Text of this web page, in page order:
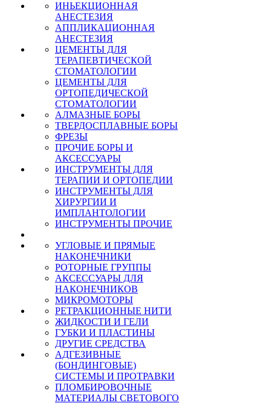
ИНЬЕКЦИОННАЯ
АНЕСТЕЗИЯ
АППЛИКАЦИОННАЯ
АНЕСТЕЗИЯ
ЦЕМЕНТЫ ДЛЯ
ТЕРАПЕВТИЧЕСКОЙ
СТОМАТОЛОГИИ
ЦЕМЕНТЫ ДЛЯ
ОРТОПЕДИЧЕСКОЙ
СТОМАТОЛОГИИ
АЛМАЗНЫЕ БОРЫ
ТВЕРДОСПЛАВНЫЕ БОРЫ
ФРЕЗЫ
ПРОЧИЕ БОРЫ И
АКСЕССУАРЫ
ИНСТРУМЕНТЫ ДЛЯ
ТЕРАПИИ И ОРТОПЕДИИ
ИНСТРУМЕНТЫ ДЛЯ
ХИРУРГИИ И
ИМПЛАНТОЛОГИИ
ИНСТРУМЕНТЫ ПРОЧИЕ
УГЛОВЫЕ И ПРЯМЫЕ
НАКОНЕЧНИКИ
РОТОРНЫЕ ГРУППЫ
АКСЕССУАРЫ ДЛЯ
НАКОНЕЧНИКОВ
МИКРОМОТОРЫ
РЕТРАКЦИОННЫЕ НИТИ
ЖИДКОСТИ И ГЕЛИ
ГУБКИ И ПЛАСТИНЫ
ДРУГИЕ СРЕДСТВА
АДГЕЗИВНЫЕ
(БОНДИНГОВЫЕ)
СИСТЕМЫ И ПРОТРАВКИ
ПЛОМБИРОВОЧНЫЕ
МАТЕРИАЛЫ СВЕТОВОГО